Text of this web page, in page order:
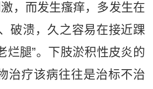
，而发生瘙痒，多发生在
破溃，久之容易在接近踝
烂腿”。下肢淤积性皮炎的
治疗该病往往是治标不治